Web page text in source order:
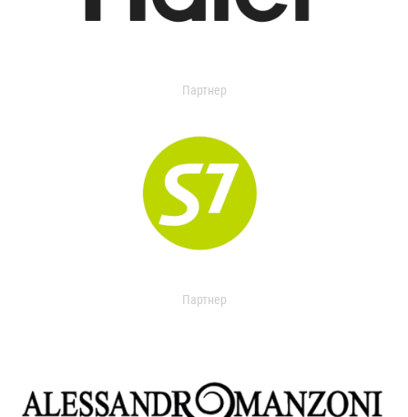
Партнер
Партнер